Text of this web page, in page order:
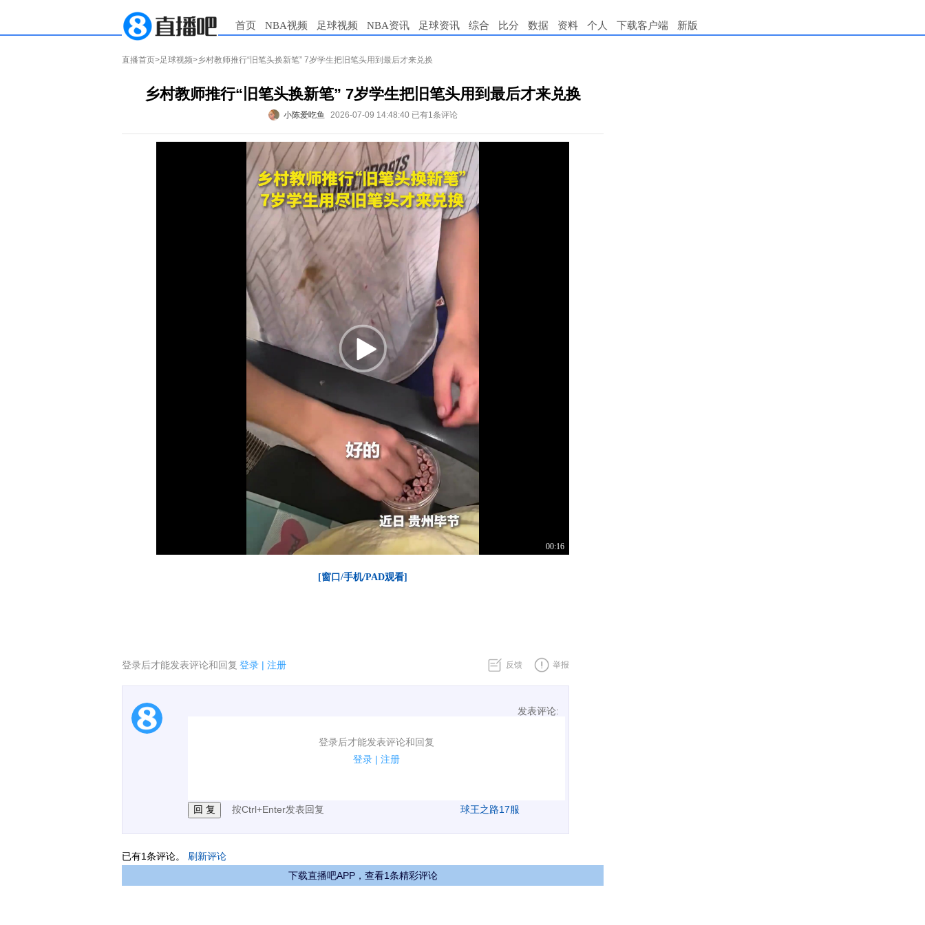
首页 NBA视频 足球视频 NBA资讯 足球资讯 综合 比分 数据 资料 个人 下载客户端 新版
直播首页>足球视频>乡村教师推行“旧笔头换新笔” 7岁学生把旧笔头用到最后才来兑换
乡村教师推行“旧笔头换新笔” 7岁学生把旧笔头用到最后才来兑换
小陈爱吃鱼 2026-07-09 14:48:40 已有1条评论
00:16
[窗口/手机/PAD观看]
登录后才能发表评论和回复 登录 | 注册 反馈 举报
发表评论:
登录后才能发表评论和回复
登录 | 注册
1.电脑端新用户可以发表评论了！
按Ctrl+Enter发表回复 球王之路17服
已有1条评论。 刷新评论
下载直播吧APP，查看1条精彩评论